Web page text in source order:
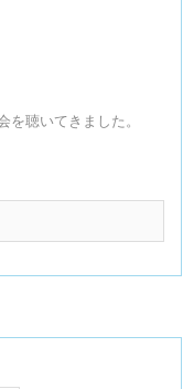
聴いてきました。